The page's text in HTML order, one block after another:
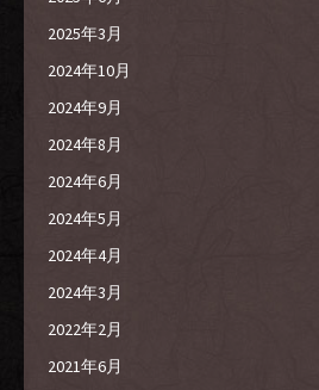
2025年3月
2024年10月
2024年9月
2024年8月
2024年6月
2024年5月
2024年4月
2024年3月
2022年2月
2021年6月